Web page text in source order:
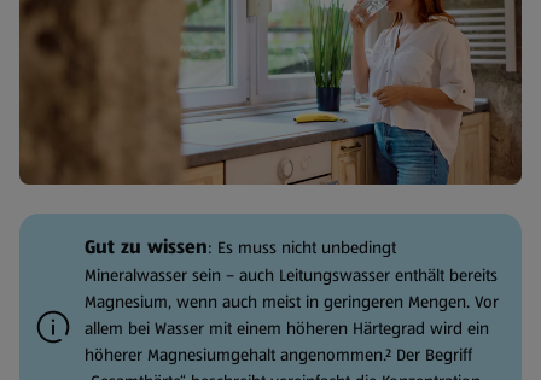
Gut zu wissen: Es muss nicht unbedingt
Mineralwasser sein – auch Leitungswasser enthält bereits
Magnesium, wenn auch meist in geringeren Mengen. Vor
allem bei Wasser mit einem höheren Härtegrad wird ein
höherer Magnesiumgehalt angenommen.² Der Begriff